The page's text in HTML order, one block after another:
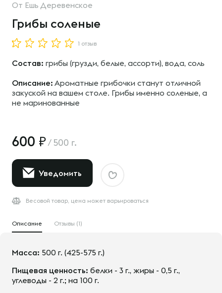
От Ешь Деревенское
Грибы соленые
1 отзыв
Состав: грибы (грузди, белые, ассорти), вода, соль
Описание: Ароматные грибочки станут отличной
закуской на вашем столе. Грибы именно соленые, а
не маринованные
600 / 500 г.
Уведомить
Весовой товар, цена может варьироваться
Описание Отзывы (1)
Масса: 500 г. (425-575 г.)
Пищевая ценность: белки - 3 г., жиры - 0,5 г.,
углеводы - 2 г.; на 100 г.